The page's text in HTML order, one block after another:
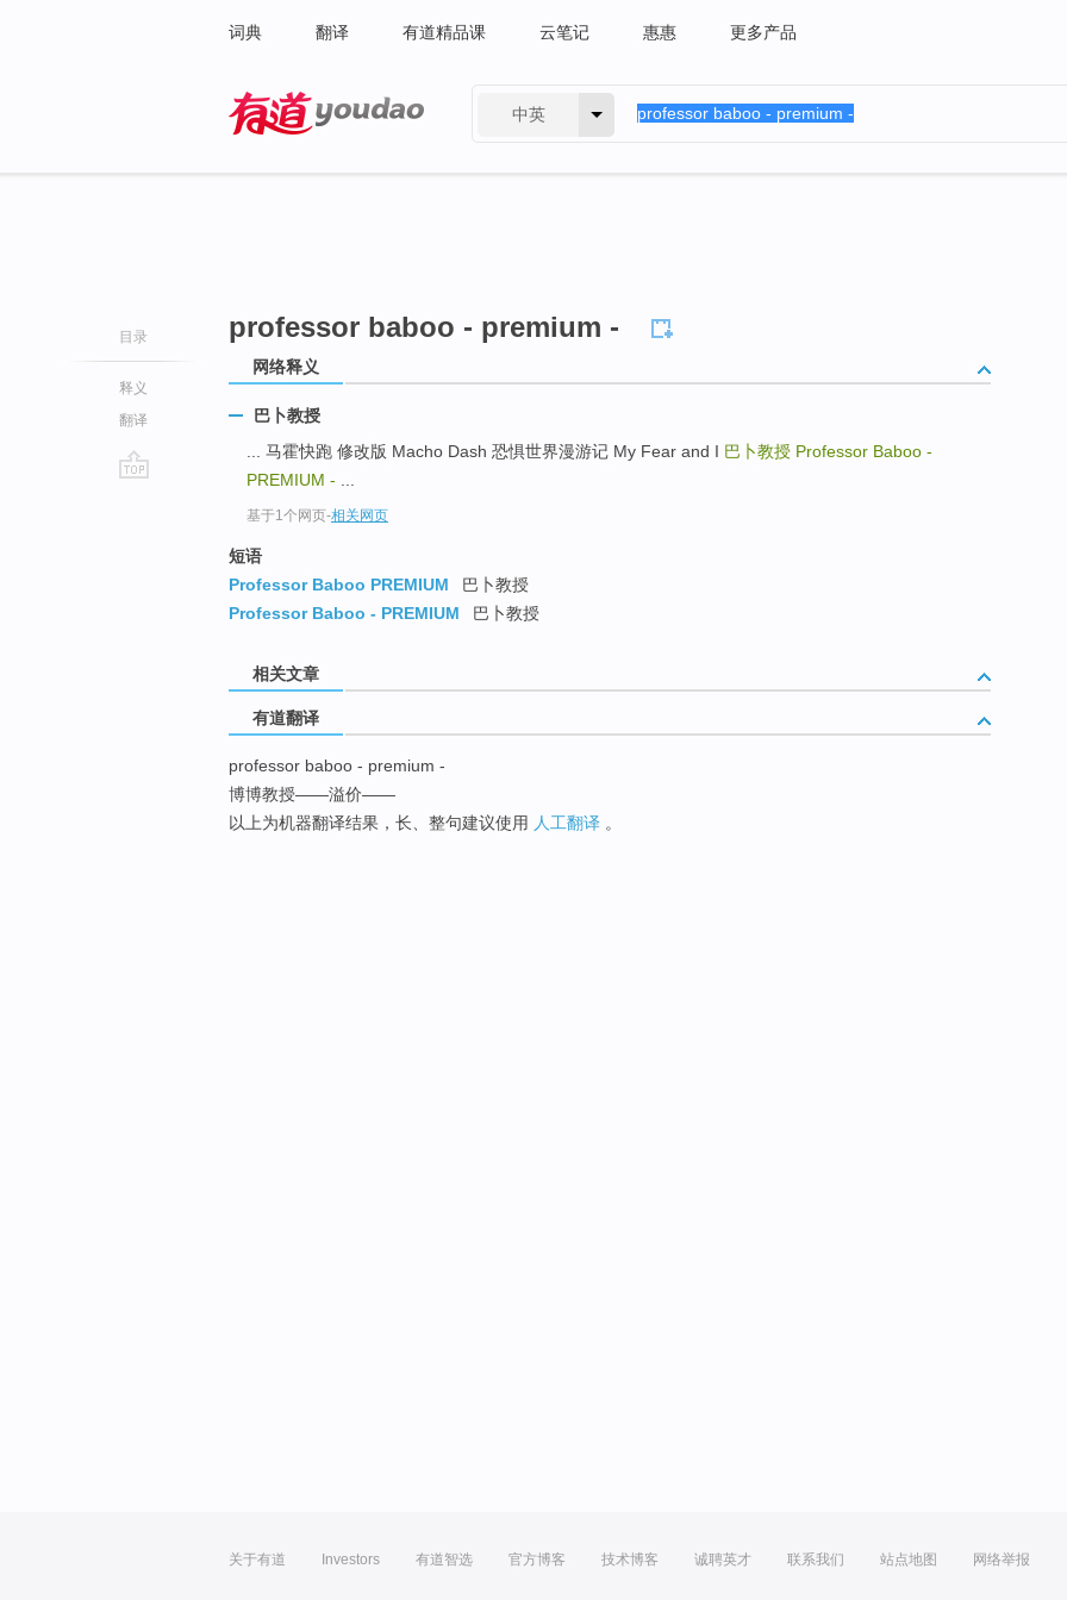
词典 翻译 有道精品课 云笔记 惠惠 更多产品
中英
目录
释义
翻译
professor baboo - premium -
网络释义
巴卜教授
... 马霍快跑 修改版 Macho Dash 恐惧世界漫游记 My Fear and I 巴卜教授 Professor Baboo -
PREMIUM -
基于1个网页-相关网页
短语
Professor Baboo PREMIUM
巴卜教授
Professor Baboo - PREMIUM
巴卜教授
相关文章
有道翻译
professor baboo - premium -
博博教授——溢价——
以上为机器翻译结果，长、整句建议使用 人工翻译 。
关于有道 Investors 有道智选 官方博客 技术博客 诚聘英才 联系我们 站点地图 网络举报